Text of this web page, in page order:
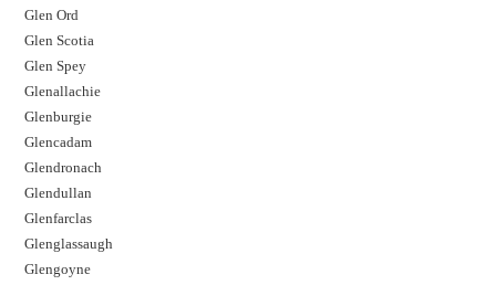
Glen Ord
Glen Scotia
Glen Spey
Glenallachie
Glenburgie
Glencadam
Glendronach
Glendullan
Glenfarclas
Glenglassaugh
Glengoyne